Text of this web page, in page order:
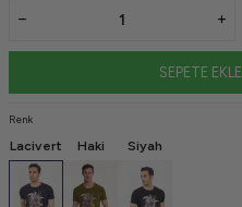
SEPETE EKLE
Renk
Lacivert Haki Siyah